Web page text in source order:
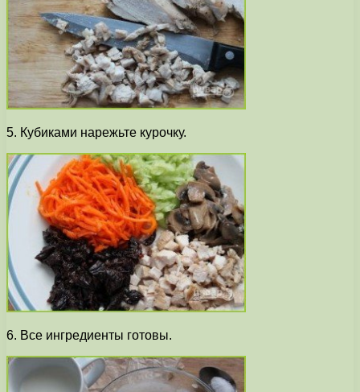
5. Кубиками нарежьте курочку.
6. Все ингредиенты готовы.